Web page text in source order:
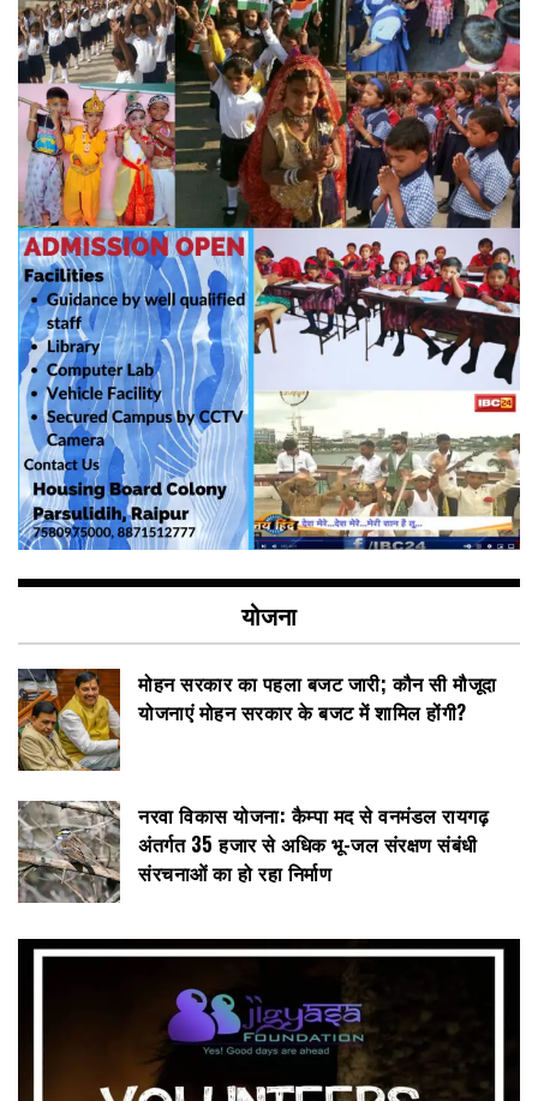
योजना
मोहन सरकार का पहला बजट जारी; कौन सी मौजूदा
योजनाएं मोहन सरकार के बजट में शामिल होंगी?
नरवा विकास योजना: कैम्पा मद से वनमंडल रायगढ़
अंतर्गत 35 हजार से अधिक भू-जल संरक्षण संबंधी
संरचनाओं का हो रहा निर्माण